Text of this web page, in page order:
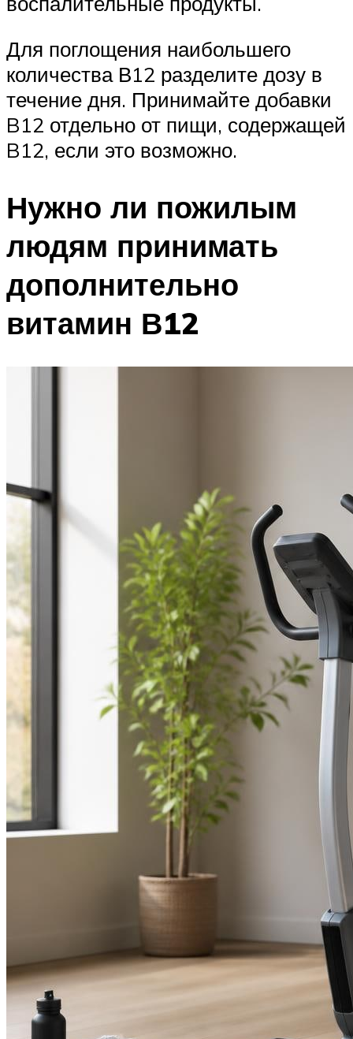
Для поглощения наибольшего
количества В12 разделите дозу в
течение дня. Принимайте добавки
B12 отдельно от пищи, содержащей
B12, если это возможно.
Нужно ли пожилым
людям принимать
дополнительно
витамин В12